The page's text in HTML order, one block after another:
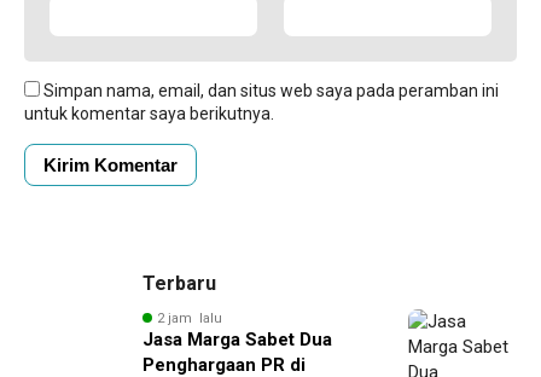
Simpan nama, email, dan situs web saya pada peramban ini
untuk komentar saya berikutnya.
Terbaru
2 jam lalu
Jasa Marga Sabet Dua
Penghargaan PR di